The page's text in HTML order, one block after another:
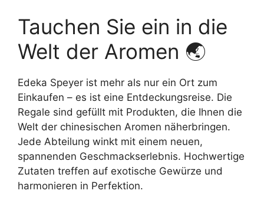
Tauchen Sie ein in die
Welt der Aromen 🌏
Edeka Speyer ist mehr als nur ein Ort zum
Einkaufen – es ist eine Entdeckungsreise. Die
Regale sind gefüllt mit Produkten, die Ihnen die
Welt der chinesischen Aromen näherbringen.
Jede Abteilung winkt mit einem neuen,
spannenden Geschmackserlebnis. Hochwertige
Zutaten treffen auf exotische Gewürze und
harmonieren in Perfektion.